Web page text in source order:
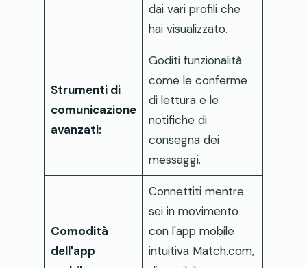
dai vari profili che
hai visualizzato.
Strumenti di
comunicazione
avanzati:
Goditi funzionalità
come le conferme
di lettura e le
notifiche di
consegna dei
messaggi.
Comodità
dell'app
Connettiti mentre
sei in movimento
con l'app mobile
intuitiva Match.com,